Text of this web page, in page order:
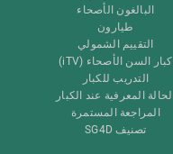
البالغون الأصحاء
طيارون
التقييم الشمولي
كبار السن الأصحاء (iTV)
التدريب للكبار
الحالة المعرفية عند الكبار
المراجعة المستمرة
تصنيف SG4D